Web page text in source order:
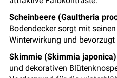
Scheinbeere (Gaultheria
Bodendecker sorgt mit
Winterwirkung und
Skimmie (Skimmia
und dekorativen